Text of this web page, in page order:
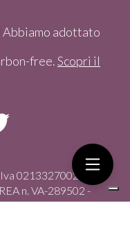
Abbiamo adottato
free.Scopri il
02133270021 -
n. VA-289502 -
riservati